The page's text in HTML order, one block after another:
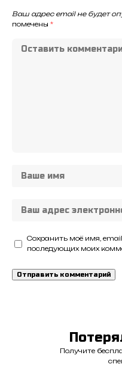
Ваш адрес email не будет
помечены *
Сохранить моё имя,
последующих моих
Получите